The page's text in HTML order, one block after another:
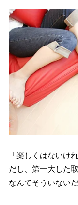
「楽しくはないけ
だし、第一大した
なんてそういない